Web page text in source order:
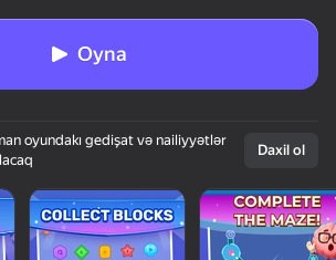
Oyna
oyundakı gedişat və nailiyyətlər
Daxil ol